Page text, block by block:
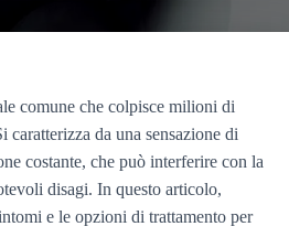
T
comune che colpisce milioni di
da una sensazione di
costante, che può interferire con la
disagi. In questo articolo,
e le opzioni di trattamento per